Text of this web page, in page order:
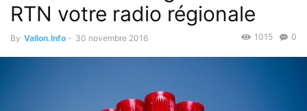
RTN votre radio régionale
By Vallon.Info - 30 novembre 2016 0
1015